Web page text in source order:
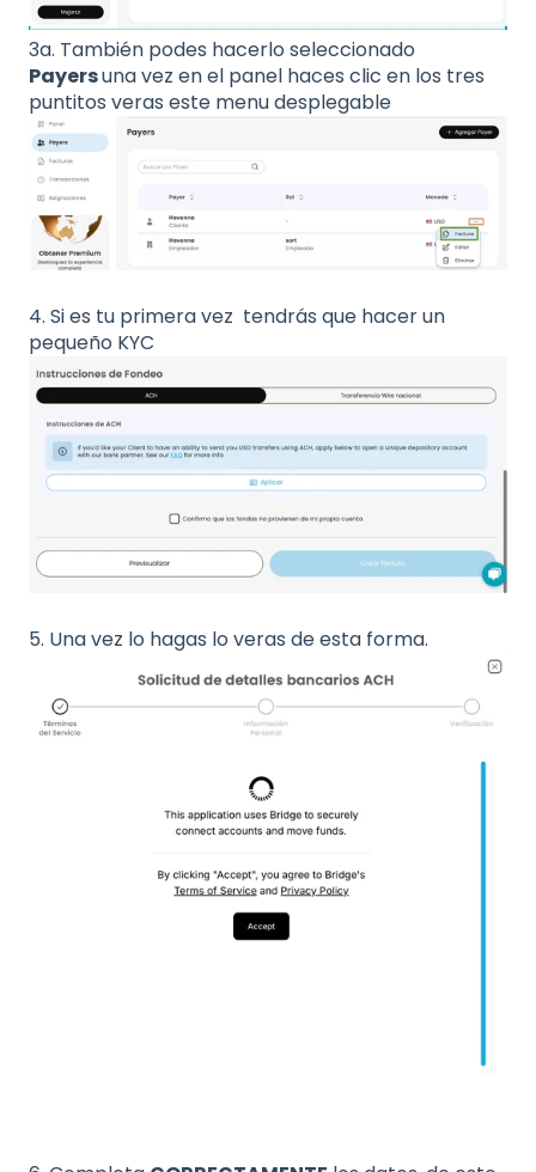
3a. También podes hacerlo seleccionado
Payersuna vez en el panel haces clic en los tres
puntitos veras este menu desplegable
4. Si es tu primera vez tendrás que hacer un
pequeño KYC
5. Una vez lo hagas lo veras de esta forma.